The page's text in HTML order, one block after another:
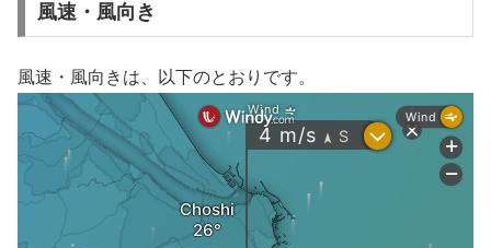
風速・風向き
風速・風向きは、以下のとおりです。